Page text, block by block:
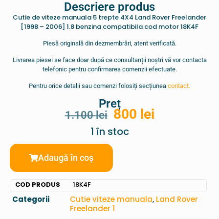
Descriere produs
Cutie de viteze manuala 5 trepte 4X4 Land Rover Freelander
[1998 – 2006] 1.8 benzina compatibila cod motor 18K4F
Piesă originală din dezmembrări, atent verificată.
Livrarea piesei se face doar după ce consultanții noștri vă vor contacta
telefonic pentru confirmarea comenzii efectuate.
Pentru orice detalii sau comenzi folosiți secțiunea contact.
Preț
1.100lei 800 lei
1 în stoc
Adaugă în coș
COD PRODUS 18K4F
Categorii Cutie viteze manuala, Land Rover
Freelander 1